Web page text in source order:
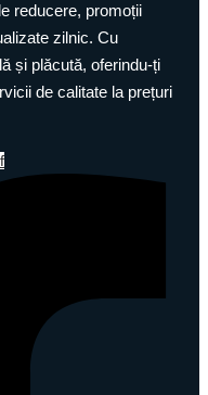
reducere, promoții
zilnic. Cu
și plăcută, oferindu-ți
de calitate la prețuri